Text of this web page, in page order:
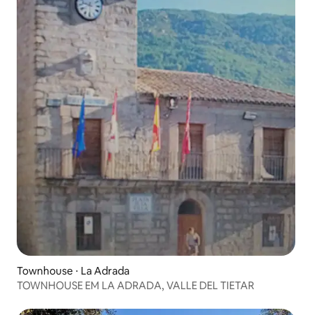
Townhouse ⋅ La Adrada
TOWNHOUSE EM LA ADRADA, VALLE DEL TIETAR